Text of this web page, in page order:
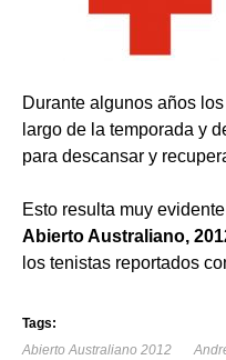
Durante algunos años
largo de la temporada y
para descansar y
Esto resulta muy
Abierto Australiano,
los tenistas reportados
Tags:
Abierto Australiano 2012